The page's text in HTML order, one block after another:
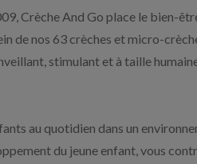
Crèche And Go place le bien-
de nos 63 crèches et micro-
stimulant et à taille
au quotidien dans un
du jeune enfant, vous